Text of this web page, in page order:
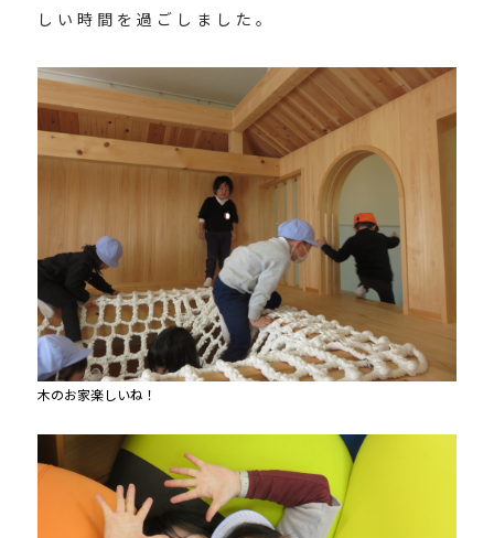
しい時間を過ごしました。
木のお家楽しいね！